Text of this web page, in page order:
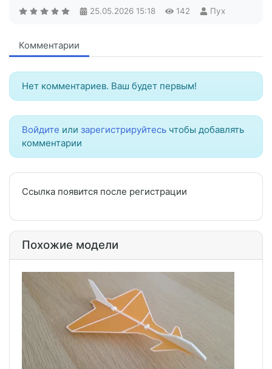
25.05.2026 15:18 142 Пух
Комментарии
Нет комментариев. Ваш будет первым!
Войдите или зарегистрируйтесь чтобы добавлять
комментарии
Ссылка появится после регистрации
Похожие модели